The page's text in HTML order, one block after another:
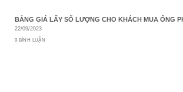
BẢNG GIÁ LẤY SỐ LƯỢNG CHO KHÁCH MUA ỐNG
22/09/2023
9 BÌNH LUẬN